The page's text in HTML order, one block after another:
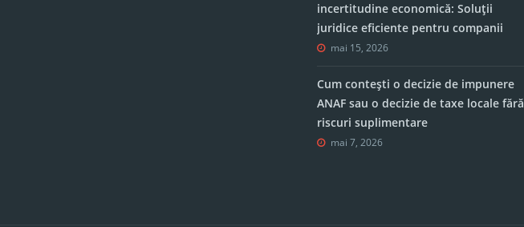
incertitudine economică: Soluții
juridice eficiente pentru companii
mai 15, 2026
Cum contești o decizie de impunere
ANAF sau o decizie de taxe locale fără
riscuri suplimentare
mai 7, 2026